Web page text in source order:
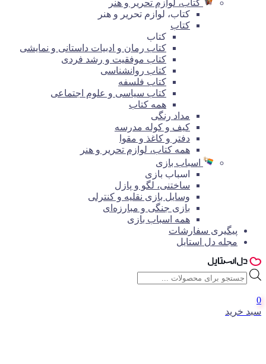
کتاب، لوازم تحریر و هنر
کتاب، لوازم تحریر و هنر
کتاب
کتاب
کتاب رمان و ادبیات داستانی و نمایشی
کتاب موفقیت و رشد فردی
کتاب روانشناسی
کتاب فلسفه
کتاب سیاسی و علوم اجتماعی
همه کتاب
مداد رنگی
کیف و کوله مدرسه
دفتر و کاغذ و مقوا
همه کتاب، لوازم تحریر و هنر
اسباب بازی
اسباب بازی
ساختنی، لگو و پازل
وسایل بازی نقلیه و کنترلی
بازی جنگی و مبارزه‌ای
همه اسباب بازی
پیگیری سفارشات
مجله دل استایل
جستجوی
محصولات
0
سبد خرید